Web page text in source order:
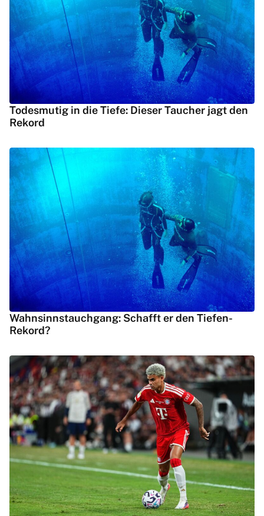
Todesmutig in die Tiefe: Dieser Taucher jagt den
Rekord
Wahnsinnstauchgang: Schafft er den Tiefen-
Rekord?